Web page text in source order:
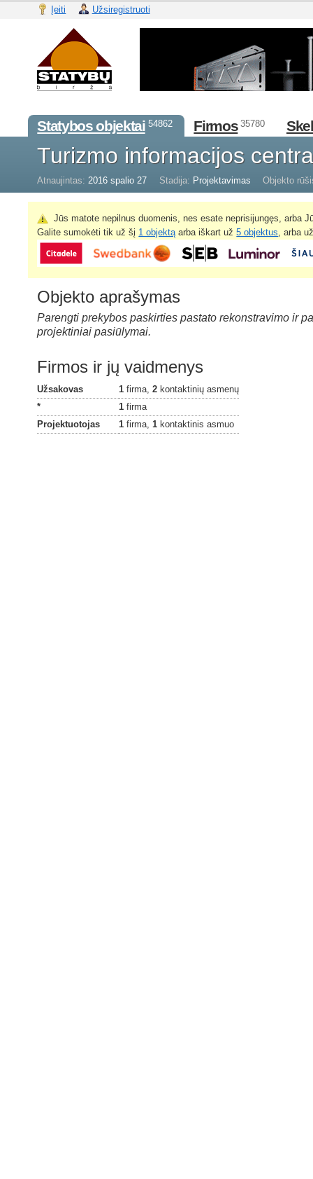
Įeiti Užsiregistruoti
Statybos objektai 54862 Firmos 35780
Turizmo informacijos
Atnaujintas: 2016 spalio 27 Stadija: Projektavimas Objekto
Jūs matote nepilnus duomenis, nes esate neprisijungęs, arba
Galite sumokėti tik už šį 1 objektą arba iškart už5 objektus , arba
Objekto aprašymas
Parengti prekybos paskirties pastato rekonstravimo ir
projektiniai pasiūlymai.
Firmos ir jų vaidmenys
Užsakovas 1 firma,2 kontaktinių asmenų
*
1 firma
Projektuotojas
1 firma, 1 kontaktinis asmuo